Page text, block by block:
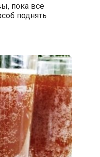
пока все
поднять